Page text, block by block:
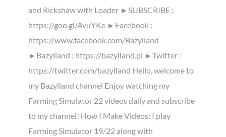
and Rickshaw with Loader ►SUBSCRIBE :
https://goo.gl/AvuYKe ►Facebook :
https://www.facebook.com/Bazylland
►Bazylland : https://bazylland.pl ►Twitter :
https://twitter.com/bazylland Hello, welcome to
my Bazylland channel Enjoy watching my
Farming Simulator 22 videos daily and subscribe
to my channel! How I Make Videos: I play
Farming Simulator 19/22 along with